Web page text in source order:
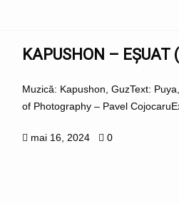
KAPUSHON – EȘUAT
Muzică: Kapushon, GuzText:
of Photography – Pavel
mai 16, 2024 0